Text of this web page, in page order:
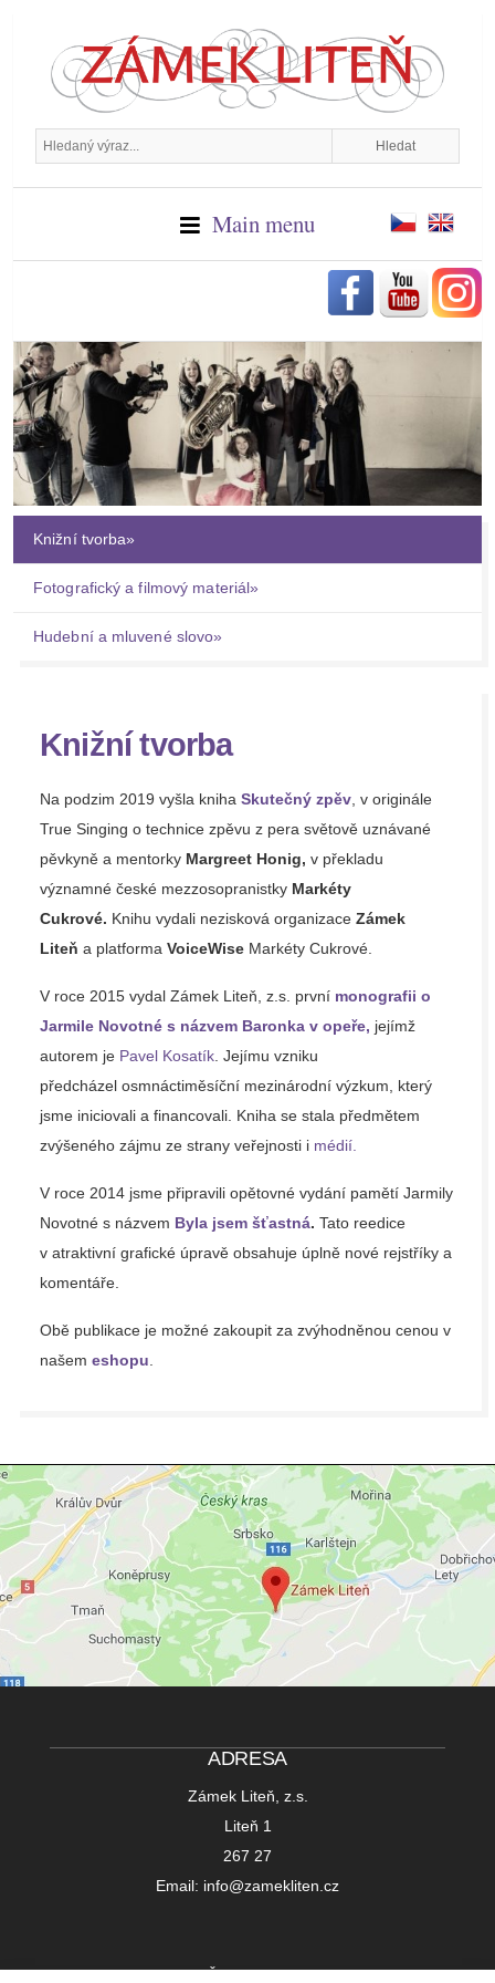
Main menu
Knižní tvorba»
Fotografický a filmový materiál»
Hudební a mluvené slovo»
Knižní tvorba
Na podzim 2019 vyšla kniha Skutečný zpěv, v originále
True Singing o technice zpěvu z pera světově uznávané
pěvkyně a mentorky Margreet Honig, v překladu
významné české mezzosopranistky Markéty
Cukrové. Knihu vydali nezisková organizace Zámek
Liteň a platforma VoiceWise Markéty Cukrové.
V roce 2015 vydal Zámek Liteň, z.s. první monografii o
Jarmile Novotné s názvem Baronka v opeře, jejímž
autorem je Pavel Kosatík. Jejímu vzniku
předcházel osmnáctiměsíční mezinárodní výzkum, který
jsme iniciovali a financovali. Kniha se stala předmětem
zvýšeného zájmu ze strany veřejnosti i médií.
V roce 2014 jsme připravili opětovné vydání pamětí Jarmily
Novotné s názvem Byla jsem šťastná. Tato reedice
v atraktivní grafické úpravě obsahuje úplně nové rejstříky a
komentáře.
Obě publikace je možné zakoupit za zvýhodněnou cenou v
našem eshopu.
ADRESA
Zámek Liteň, z.s.
Liteň 1
267 27
Email: info@zamekliten.cz
IČ 22752391